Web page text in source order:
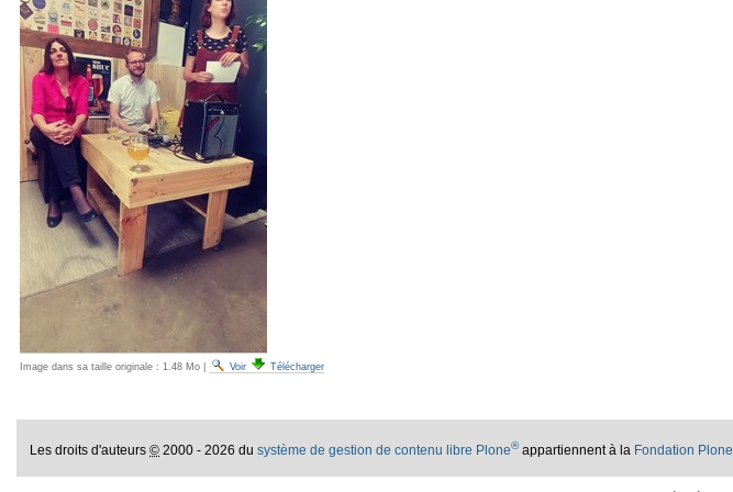
Image dans sa taille originale : 1.48 Mo Voir Télécharger
Les droits d'auteurs© 2000 - 2026 dusystème de gestion de contenu libre Plone®appartiennent à la Fondation Plone